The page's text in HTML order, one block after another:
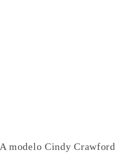
A modelo Cindy Crawford